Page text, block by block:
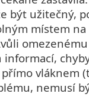
být užitečný,
místem na
informací,
vláknem
nemusí